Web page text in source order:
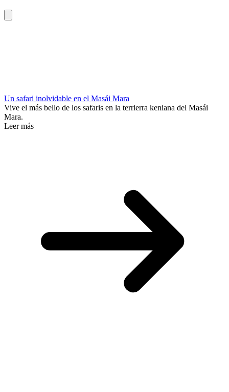
Un safari inolvidable en el Masái Mara
Vive el más bello de los safaris en la terrierra keniana del Masái
Mara.
Leer más